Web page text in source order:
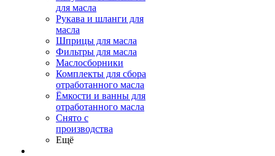
для масла
Рукава и шланги для
масла
Шприцы для масла
Фильтры для масла
Маслосборники
Комплекты для сбора
отработанного масла
Ёмкости и ванны для
отработанного масла
Снято с
производства
Ещё